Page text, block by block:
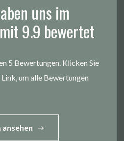
uns im
9.9 bewertet
5 Bewertungen. Klicken Sie
um alle Bewertungen